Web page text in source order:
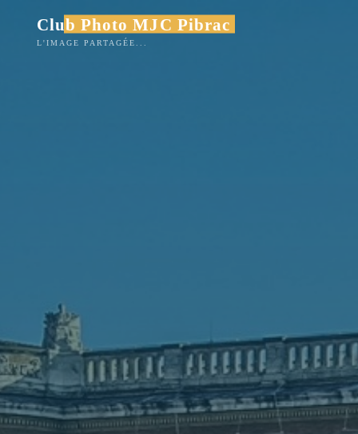
Club Photo MJC Pibrac
L'IMAGE PARTAGÉE...